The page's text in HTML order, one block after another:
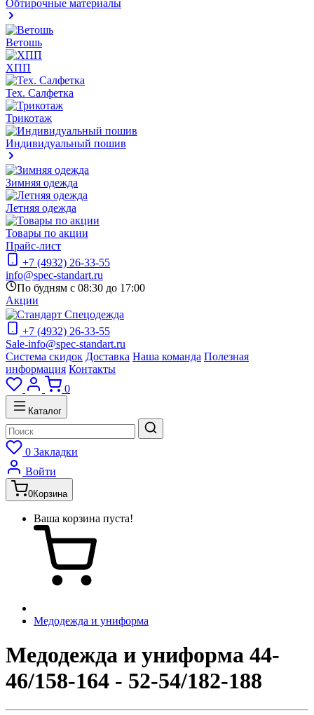
Обтирочные материалы
Ветошь
ХПП
Тех. Салфетка
Трикотаж
Индивидуальный пошив
Зимняя одежда
Летняя одежда
Товары по акции
Прайс-лист
+7 (4932) 26-33-55
info@spec-standart.ru
По будням с 08:30 до 17:00
Акции
+7 (4932) 26-33-55
Sale-info@spec-standart.ru
Система скидок Доставка Наша команда Полезная
информация Контакты
0
Каталог
0 Закладки
Войти
0Корзина
Ваша корзина пуста!
Медодежда и униформа
Медодежда и униформа 44-
46/158-164 - 52-54/182-188